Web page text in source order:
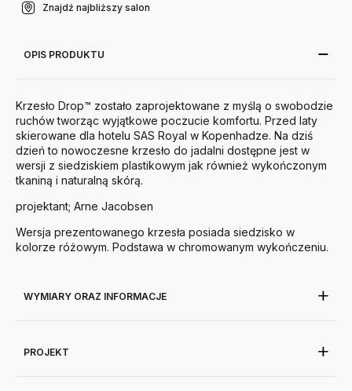
Znajdź najbliższy salon
OPIS PRODUKTU
Krzesło Drop™ zostało zaprojektowane z myślą o swobodzie
ruchów tworząc wyjątkowe poczucie komfortu. Przed laty
skierowane dla hotelu SAS Royal w Kopenhadze. Na dziś
dzień to nowoczesne krzesło do jadalni dostępne jest w
wersji z siedziskiem plastikowym jak również wykończonym
tkaniną i naturalną skórą.
projektant; Arne Jacobsen
Wersja prezentowanego krzesła posiada siedzisko w
kolorze różowym. Podstawa w chromowanym wykończeniu.
WYMIARY ORAZ INFORMACJE
PROJEKT